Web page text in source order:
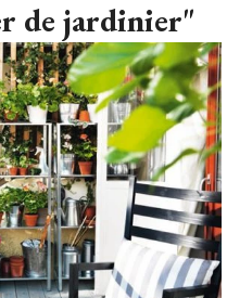
de jardinier"